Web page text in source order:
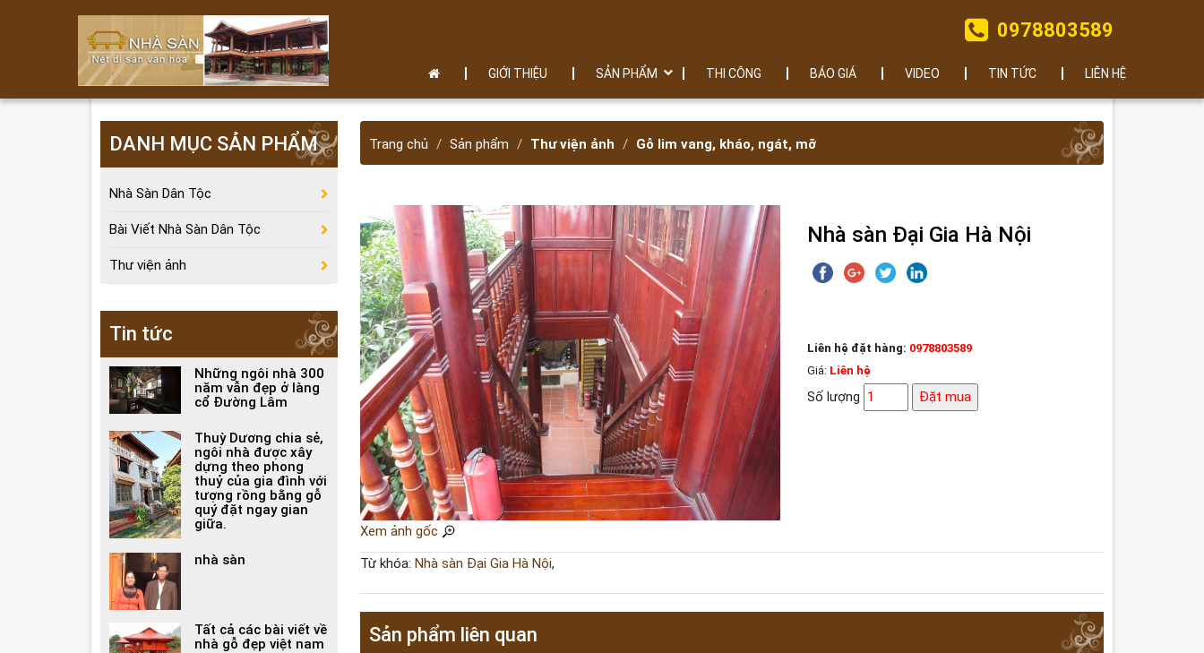
GIỚI THIỆU SẢN PHẨM THI CÔNG BÁO GIÁ VIDEO TIN TỨC LIÊN HỆ
0978803589
Trang chủ Sản phẩm Thư viện ảnh Gỗ lim vang, kháo, ngát, mỡ
Xem ảnh gốc
Nhà sàn Đại Gia Hà Nội
Liên hệ đặt hàng: 0978803589
Giá: Liên hệ
Số lượng Đặt mua
Từ khóa: Nhà sàn Đại Gia Hà Nội,
Sản phẩm liên quan
DANH MỤC SẢN PHẨM
Nhà Sàn Dân Tộc
Bài Viết Nhà Sàn Dân Tộc
Thư viện ảnh
Tin tức
Những ngôi nhà 300
năm vẫn đẹp ở làng
cổ Đường Lâm
Thuỳ Dương chia sẻ,
ngôi nhà được xây
dựng theo phong
thuỷ của gia đình với
tượng rồng bằng gỗ
quý đặt ngay gian
giữa.
nhà sàn
Tất cả các bài viết về
nhà gỗ đẹp việt nam